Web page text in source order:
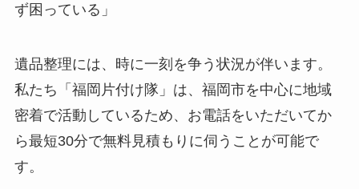
ず困っている」
遺品整理には、時に一刻を争う状況が伴います。
私たち「福岡片付け隊」は、福岡市を中心に地域
密着で活動しているため、お電話をいただいてか
ら最短30分で無料見積もりに伺うことが可能で
す。